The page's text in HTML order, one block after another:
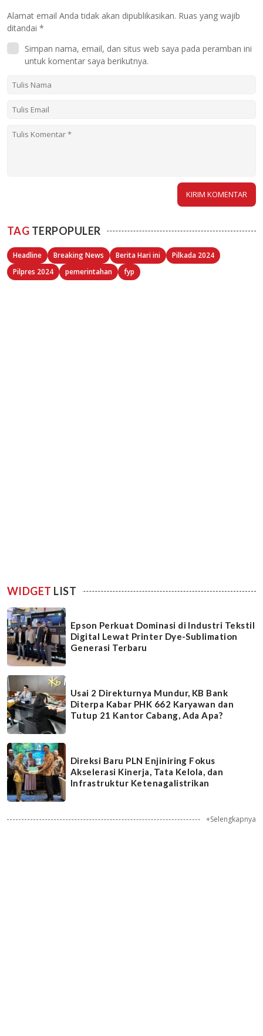
Alamat email Anda tidak akan dipublikasikan. Ruas yang wajib
ditandai *
Simpan nama, email, dan situs web saya pada peramban ini
untuk komentar saya berikutnya.
TAG TERPOPULER
Headline Breaking News Berita Hari ini
Pilkada 2024
Pilpres 2024
pemerintahan fyp
WIDGET LIST
Epson Perkuat Dominasi di Industri Tekstil
Digital Lewat Printer Dye-Sublimation
Generasi Terbaru
Usai 2 Direkturnya Mundur, KB Bank
Diterpa Kabar PHK 662 Karyawan dan
Tutup 21 Kantor Cabang, Ada Apa?
Direksi Baru PLN Enjiniring Fokus
Akselerasi Kinerja, Tata Kelola, dan
Infrastruktur Ketenagalistrikan
+Selengkapnya